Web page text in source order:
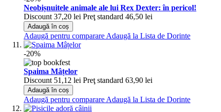
Neobișnuitele animale ale lui Rex Dexter: în pericol!
Discount 37,20 lei Preţ standard 46,50 lei
Adaugă în coș
Adaugă pentru comparare Adaugă la Lista de Dorinte
-20%
Spaima Mâțelor
Discount 51,12 lei Preţ standard 63,90 lei
Adaugă în coș
Adaugă pentru comparare Adaugă la Lista de Dorinte